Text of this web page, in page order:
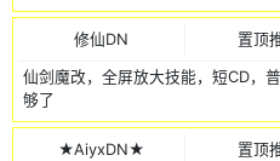
修仙DN 置顶
仙剑魔改，全屏放大技能，短CD，
够了
★AiyxDN★ 置顶